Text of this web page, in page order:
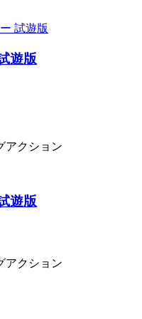
遊版
アクション
遊版
アクション